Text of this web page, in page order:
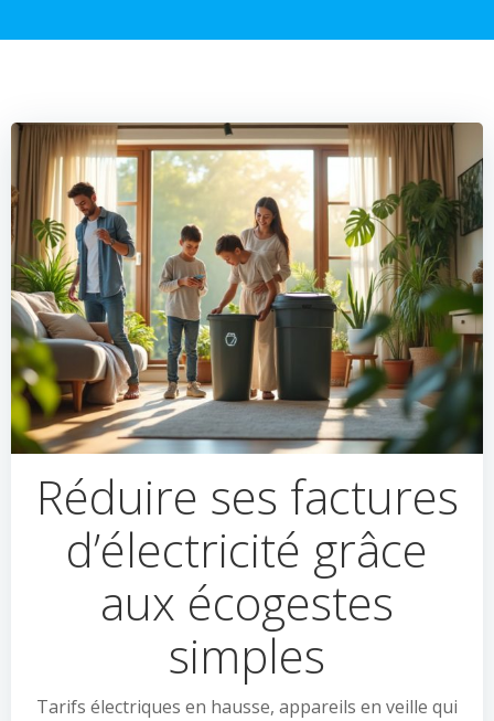
Réduire ses factures
d’électricité grâce
aux écogestes
simples
Tarifs électriques en hausse, appareils en veille qui